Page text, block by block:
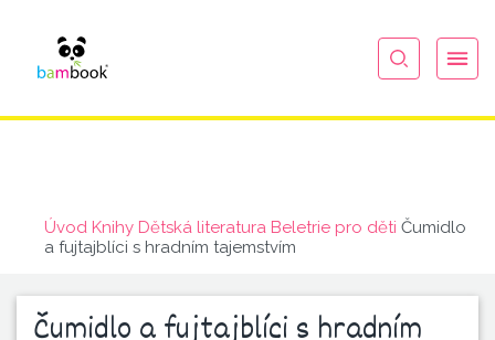
Úvod Knihy Dětská literatura Beletrie pro děti Čumidlo
a fujtajblíci s hradním tajemstvím